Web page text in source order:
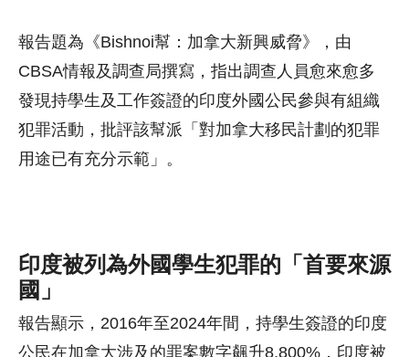
報告題為《Bishnoi幫：加拿大新興威脅》，由
CBSA情報及調查局撰寫，指出調查人員愈來愈多
發現持學生及工作簽證的印度外國公民參與有組織
犯罪活動，批評該幫派「對加拿大移民計劃的犯罪
用途已有充分示範」。
印度被列為外國學生犯罪的「首要來源
國」
報告顯示，2016年至2024年間，持學生簽證的印度
公民在加拿大涉及的罪案數字飆升8,800%，印度被